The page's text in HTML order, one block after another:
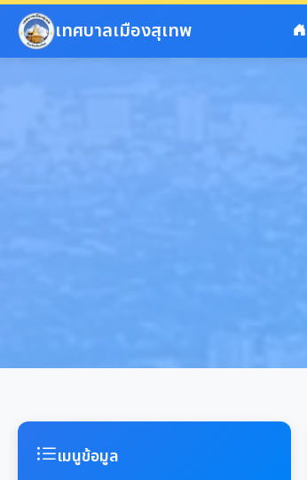
ข้ามไปยังเนื้อหาหลัก
เทศบาลเมืองสุเทพ
เมนูข้อมูล